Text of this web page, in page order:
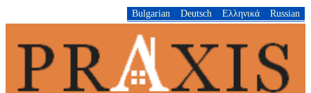
Bulgarian Deutsch Ελληνικά Russian